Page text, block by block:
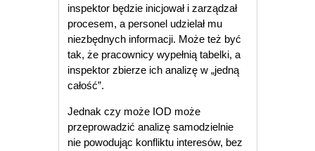
inspektor będzie inicjował i zarządzał
procesem, a personel udzielał mu
niezbędnych informacji. Może też być
tak, że pracownicy wypełnią tabelki, a
inspektor zbierze ich analizę w „jedną
całość”.
Jednak czy może IOD może
przeprowadzić analizę samodzielnie
nie powodując konfliktu interesów, bez